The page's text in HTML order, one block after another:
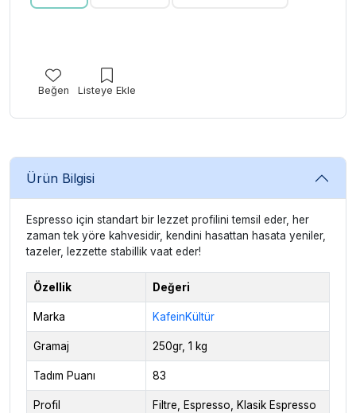
Beğen Listeye Ekle
Ürün Bilgisi
Espresso için standart bir lezzet profilini temsil eder, her
zaman tek yöre kahvesidir, kendini hasattan hasata yeniler,
tazeler, lezzette stabillik vaat eder!
Özellik Değeri
Marka KafeinKültür
Gramaj 250gr, 1 kg
Tadım Puanı 83
Profil Filtre, Espresso, Klasik Espresso